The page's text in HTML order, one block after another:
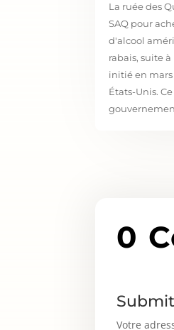
La ruée des
SAQ pour
d'alcool
rabais, suite
initié en mars
États-Unis.
0
Votre